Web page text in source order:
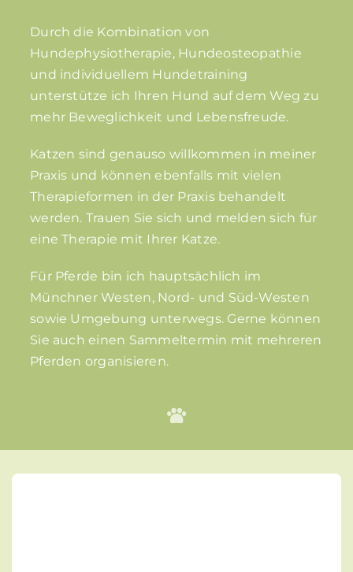
Durch die Kombination von
Hundephysiotherapie, Hundeosteopathie
und individuellem Hundetraining
unterstütze ich Ihren Hund auf dem Weg zu
mehr Beweglichkeit und Lebensfreude.
Katzen sind genauso willkommen in meiner
Praxis und können ebenfalls mit vielen
Therapieformen in der Praxis behandelt
werden. Trauen Sie sich und melden sich für
eine Therapie mit Ihrer Katze.
Für Pferde bin ich hauptsächlich im
Münchner Westen, Nord- und Süd-Westen
sowie Umgebung unterwegs. Gerne können
Sie auch einen Sammeltermin mit mehreren
Pferden organisieren.